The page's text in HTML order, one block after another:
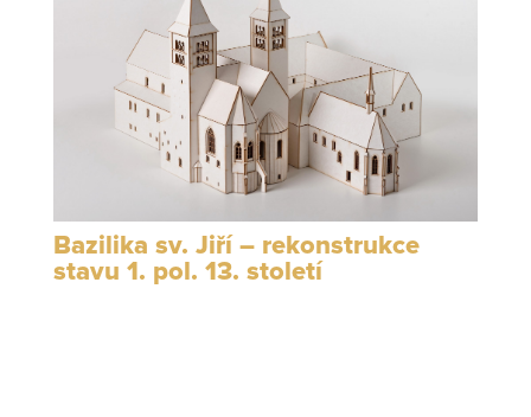
Bazilika sv. Jiří – rekonstrukce
stavu 1. pol. 13. století